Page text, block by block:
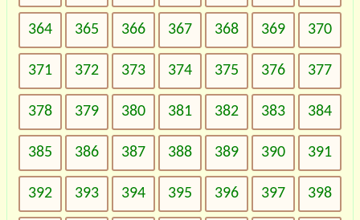
364 365 366 367 368 369 370
371 372 373 374 375 376 377
378 379 380 381 382 383 384
385 386 387 388 389 390 391
392 393 394 395 396 397 398